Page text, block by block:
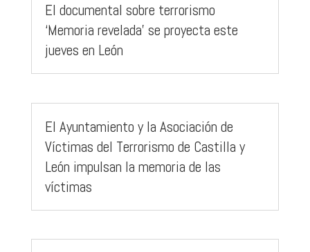
El documental sobre terrorismo
‘Memoria revelada’ se proyecta este
jueves en León
El Ayuntamiento y la Asociación de
Víctimas del Terrorismo de Castilla y
León impulsan la memoria de las
víctimas